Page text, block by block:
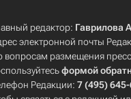
редактор: Гаврилова
электронной почты
вопросам размещения
формой
Редакции:7 (495)